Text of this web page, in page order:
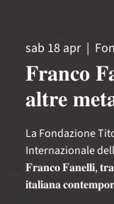
sab 18 apr
  |
𝐅𝐫𝐚𝐧𝐜𝐨
𝐚𝐥𝐭𝐫𝐞
La Fondazione
Internazionale
𝐅𝐫𝐚𝐧𝐜𝐨 𝐅𝐚𝐧𝐞𝐥𝐥𝐢, 𝐭𝐫𝐚
𝐢𝐭𝐚𝐥𝐢𝐚𝐧𝐚